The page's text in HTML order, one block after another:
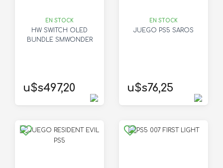
EN STOCK
HW SWITCH OLED
BUNDLE SMWONDER
u$s497,20
EN STOCK
JUEGO PS5 SAROS
u$s76,25